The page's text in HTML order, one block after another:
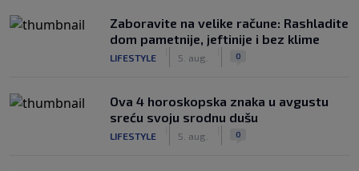
Zaboravite na velike račune: Rashladite
dom pametnije, jeftinije i bez klime
LIFESTYLE 5. aug. 0
Ova 4 horoskopska znaka u avgustu
sreću svoju srodnu dušu
LIFESTYLE 5. aug. 0